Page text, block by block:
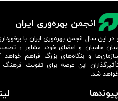
انجمن بهره‌وری ایران
پیوندها
در این سال انجمن بهره‌وری ایران با
حامیان و اعضای خود، مشاور و
و بنگاه‌های بزرگ فراهم
این عرصه برای تقویت
شد.​​​​​​​